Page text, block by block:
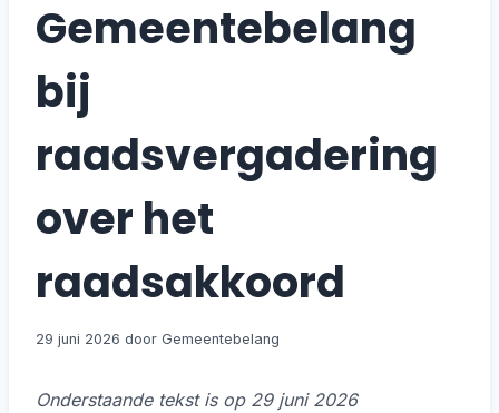
Gemeentebelang
bij
raadsvergadering
over het
raadsakkoord
29 juni 2026
Onderstaande tekst is op 29 juni 2026